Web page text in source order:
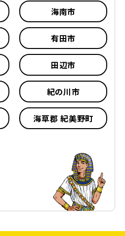
海南市
有田市
田辺市
紀の川市
海草郡 紀美野町
有田郡 湯浅町
有田郡 有田川町